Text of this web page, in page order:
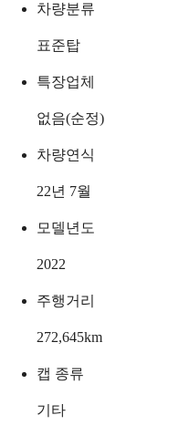
차량분류
표준탑
특장업체
없음(순정)
차량연식
22년 7월
모델년도
2022
주행거리
272,645km
캡 종류
기타